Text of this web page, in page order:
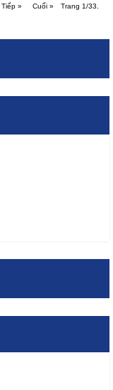
Tiếp » Cuối »
Trang 1/33.